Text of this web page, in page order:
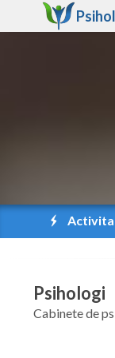
Psihologi
Cabinete de